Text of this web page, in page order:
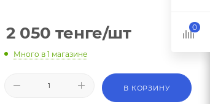
2 050 тенге/шт
Много в 1 магазине
В КОРЗИНУ
0